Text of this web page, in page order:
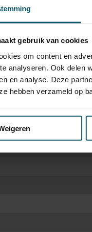
gebruik van cookies
om content en
analyseren. Ook delen
en analyse. Deze
hebben verzameld op